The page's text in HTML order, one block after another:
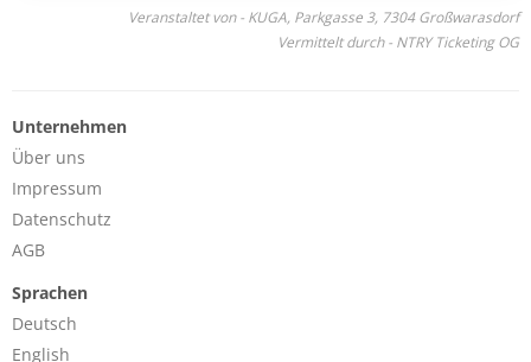
Veranstaltet von - KUGA, Parkgasse 3, 7304 Großwarasdorf
Vermittelt durch - NTRY Ticketing OG
Unternehmen
Über uns
Impressum
Datenschutz
AGB
Sprachen
Deutsch
English